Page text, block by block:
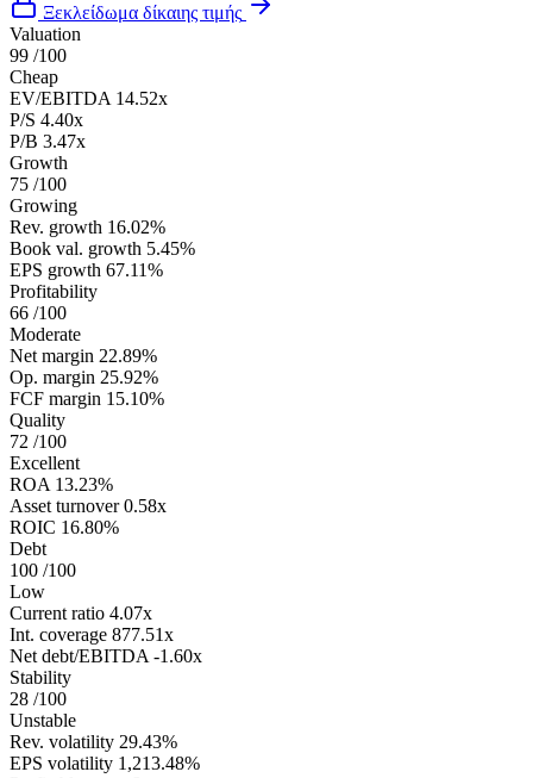
Ξεκλείδωμα δίκαιης τιμής
Valuation
99 /100
Cheap
EV/EBITDA 14.52x
P/S 4.40x
P/B 3.47x
Growth
75 /100
Growing
Rev. growth 16.02%
Book val. growth 5.45%
EPS growth 67.11%
Profitability
66 /100
Moderate
Net margin 22.89%
Op. margin 25.92%
FCF margin 15.10%
Quality
72 /100
Excellent
ROA 13.23%
Asset turnover 0.58x
ROIC 16.80%
Debt
100 /100
Low
Current ratio 4.07x
Int. coverage 877.51x
Net debt/EBITDA -1.60x
Stability
28 /100
Unstable
Rev. volatility 29.43%
EPS volatility 1,213.48%